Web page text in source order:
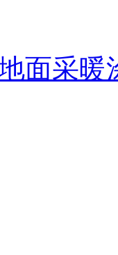
面采暖